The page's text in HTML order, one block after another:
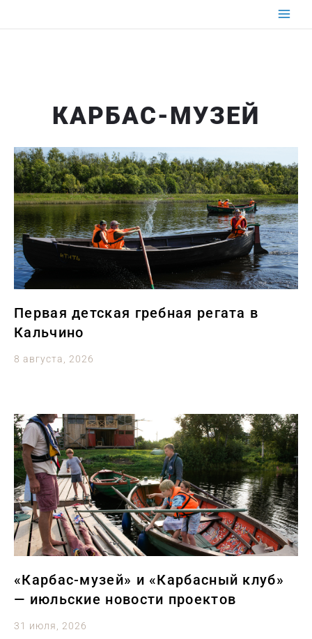
КАРБАС-МУЗЕЙ
Первая детская гребная регата в
Кальчино
8 августа, 2026
«Карбас-музей» и «Карбасный клуб»
— июльские новости проектов
31 июля, 2026